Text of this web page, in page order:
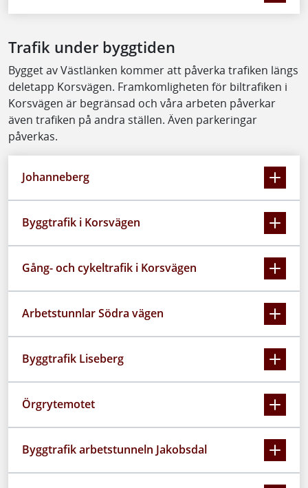
Trafik under byggtiden
Bygget av Västlänken kommer att påverka trafiken längs
deletapp Korsvägen. Framkomligheten för biltrafiken i
Korsvägen är begränsad och våra arbeten påverkar
även trafiken på andra ställen. Även parkeringar
påverkas.
Johanneberg
Byggtrafik i Korsvägen
Gång- och cykeltrafik i Korsvägen
Arbetstunnlar Södra vägen
Byggtrafik Liseberg
Örgrytemotet
Byggtrafik arbetstunneln Jakobsdal